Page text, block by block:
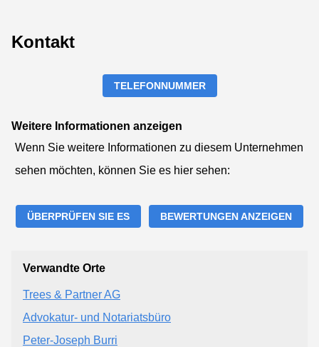
Kontakt
TELEFONNUMMER
Weitere Informationen anzeigen
Wenn Sie weitere Informationen zu diesem Unternehmen
sehen möchten, können Sie es hier sehen:
ÜBERPRÜFEN SIE ES BEWERTUNGEN ANZEIGEN
Verwandte Orte
Trees & Partner AG
Advokatur- und Notariatsbüro
Peter-Joseph Burri